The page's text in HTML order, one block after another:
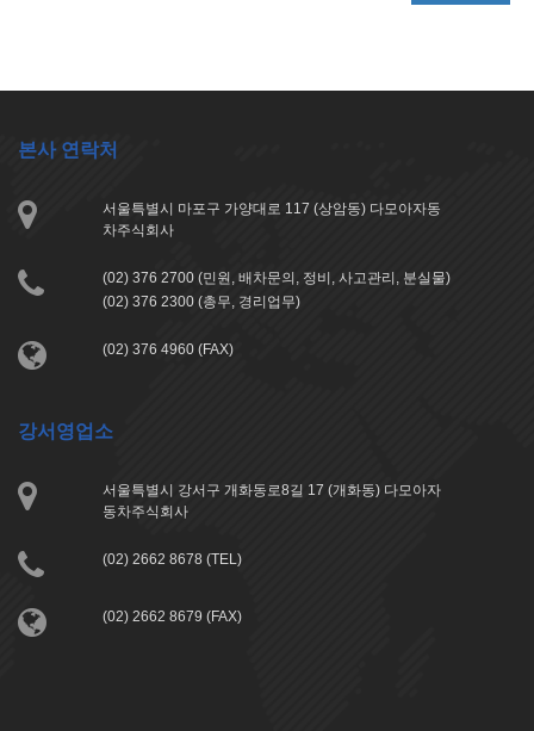
본사 연락처
서울특별시 마포구 가양대로 117 (상암동) 다모아자동
차주식회사
(02) 376 2700 (민원, 배차문의, 정비, 사고관리, 분실물)
(02) 376 2300 (총무, 경리업무)
(02) 376 4960 (FAX)
강서영업소
서울특별시 강서구 개화동로8길 17 (개화동) 다모아자
동차주식회사
(02) 2662 8678 (TEL)
(02) 2662 8679 (FAX)